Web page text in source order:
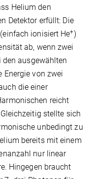
Helium den
Detektor erfüllt: Die
ionisiert He+)
ab, wenn zwei
ausgewählten
Energie von zwei
die einer
reicht
stellte sich
unbedingt zu
bereits mit einem
nur linear
Hingegen braucht